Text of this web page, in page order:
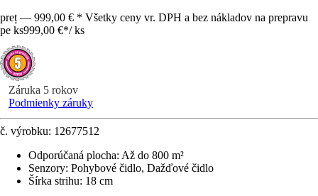
preț — 999,00 € * Všetky ceny vr. DPH a bez nákladov na prepravu
pe ks999,00 €*/ ks
Záruka 5 rokov
Podmienky záruky
č. výrobku: 12677512
Odporúčaná plocha: Až do 800 m²
Senzory: Pohybové čidlo, Dažďové čidlo
Šírka strihu: 18 cm